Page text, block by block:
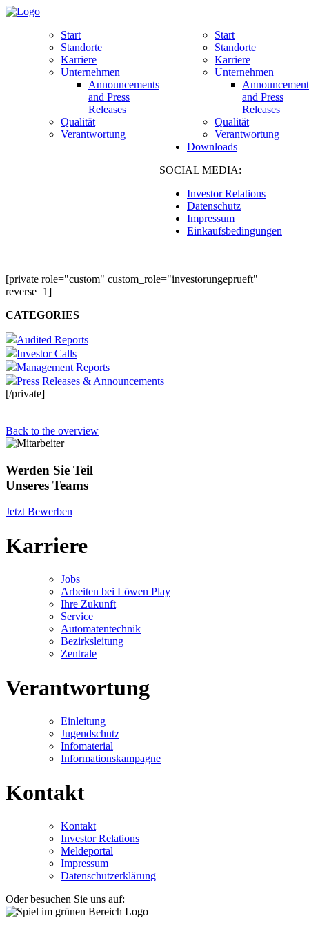
Start
Standorte
Karriere
Unternehmen
Announcements
and Press
Releases
Qualität
Verantwortung
Start
Standorte
Karriere
Unternehmen
and Press
Releases
Qualität
Verantwortung
Downloads
SOCIAL MEDIA:
Investor Relations
Datenschutz
Impressum
Einkaufsbedingungen
[private role="custom" custom_role="investorungeprueft"
reverse=1]
CATEGORIES
Audited Reports
Investor Calls
Management Reports
Press Releases & Announcements
[/private]
Back to the overview
Werden Sie Teil
Unseres Teams
Jetzt Bewerben
Karriere
Jobs
Arbeiten bei Löwen Play
Ihre Zukunft
Service
Automatentechnik
Bezirksleitung
Zentrale
Verantwortung
Einleitung
Jugendschutz
Infomaterial
Informationskampagne
Kontakt
Kontakt
Investor Relations
Meldeportal
Impressum
Datenschutzerklärung
Oder besuchen Sie uns auf: